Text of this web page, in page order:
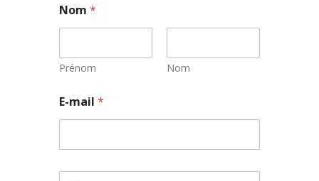
Nom*
Prénom Nom
o
m
E-mail*